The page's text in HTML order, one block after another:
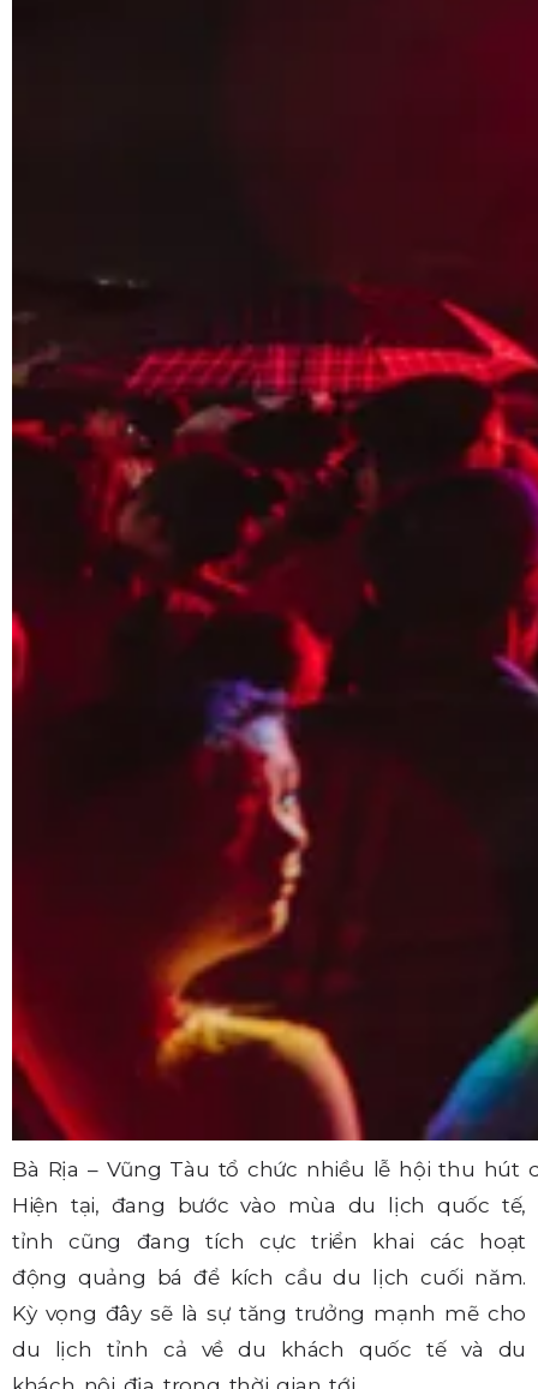
Bà Rịa – Vũng Tàu tổ chức nhiều lễ hội thu hút
Hiện tại, đang bước vào mùa du lịch quốc tế,
tỉnh cũng đang tích cực triển khai các hoạt
động quảng bá để kích cầu du lịch cuối năm.
Kỳ vọng đây sẽ là sự tăng trưởng mạnh mẽ cho
du lịch tỉnh cả về du khách quốc tế và du